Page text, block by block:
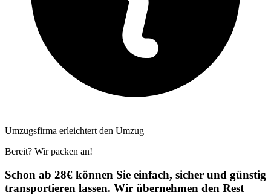
Umzugsfirma erleichtert den Umzug
Bereit? Wir packen an!
Schon ab 28€ können Sie einfach, sicher und günstig
transportieren lassen. Wir übernehmen den Rest